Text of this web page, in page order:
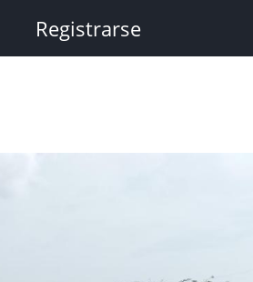
Registrarse